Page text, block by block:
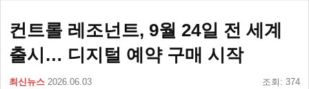
컨트롤 레조넌트, 9월 24일 전 세계
출시… 디지털 예약 구매 시작
최신뉴스 2026.06.03 조회: 374